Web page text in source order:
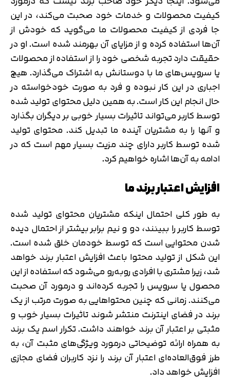
کیفیت محصولات و خدمات خود صحبت می‌کند، در این
جا فردی از کیفیت محصولات ما می‌گوید که خودش از
آن‌ها استفاده کرده و از مزایای آن بهرمند شده است. او در
حقیقت دارد تجربه شخصی خود را از استفاده از محصولات
یا سرویس‌های ما با دوستانش به اشتراک می‌گذارد. هیچ
اجباری در این کار نبوده و فرد به صورت خودخواسته در
حال انجام این کار است. به همین دلیل محتوای تولید شده
توسط کاربر می‌تواند تاثیرات بسیار خوبی بر دیگران بگذارد
و آنها را به مشتریان آینده ما تبدیل کند. محتوای تولید
شده توسط کاربر دارای چند مزیت بسیار مهم است که در
ادامه به آن‌ها اشاره خواهیم کرد.
افزایش اعتبار برند ما
به طور کلی احتمال اینکه مشتریان محتوای تولید شده
توسط کاربر را ببینند، دو و نیم برابر بیشتر از احتمال دیده
شدن محتوایی است که توسط خودمان خلق شده است.
این شکل از تولید محتوا باعث افزایش اعتبار برند خواهد
شد، زیرا مشتری با افرادی روبه‌رو می‌شود که استفاده از این
محصول یا سرویس را تجربه کرده‌اند و درمورد آن صحبت
می‌کنند. زمانی که چنین محتواهایی به صورت مرتب از یک
برند در فضای اینترنت منتشر شوند تاثیرات بسیار خوب و
مثبتی بر اعتبار آن برند خواهند داشت. تکرار اسم یک برند
به همراه ارائه توضیحاتی درمورد ویژگی‌های مثبت آن، به
طرز فوق‌العاده‌ای اعتبار آن برند را نزد کاربران فضای مجازی
افزایش خواهد داد.